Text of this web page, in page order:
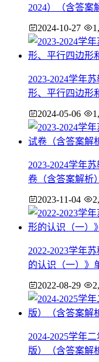
2024）（含答案
2024-10-27
2023-2024学年
形、平行四边形
2024-05-06
2023-2024学年
卷（含答案解析）
2023-11-04
2022-2023学年
的认识（一）》
2022-08-29
2024-2025学年
版）（含答案解